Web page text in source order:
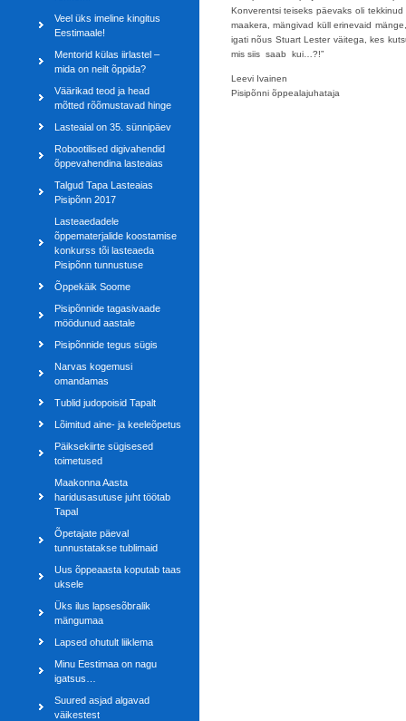
Veel üks imeline kingitus
Eestimaale!
Mentorid külas iirlastel –
mida on neilt õppida?
Väärikad teod ja head
mõtted rõõmustavad hinge
Lasteaial on 35. sünnipäev
Robootilised digivahendid
õppevahendina lasteaias
Talgud Tapa Lasteaias
Pisipõnn 2017
Lasteaedadele
õppematerjalide koostamise
konkurss tõi lasteaeda
Pisipõnn tunnustuse
Õppekäik Soome
Pisipõnnide tagasivaade
möödunud aastale
Pisipõnnide tegus sügis
Narvas kogemusi
omandamas
Tublid judopoisid Tapalt
Lõimitud aine- ja keeleõpetus
Päiksekiirte sügisesed
toimetused
Maakonna Aasta
haridusasutuse juht töötab
Tapal
Õpetajate päeval
tunnustatakse tublimaid
Uus õppeaasta koputab taas
uksele
Üks ilus lapsesõbralik
mängumaa
Lapsed ohutult liiklema
Minu Eestimaa on nagu
igatsus…
Suured asjad algavad
väikestest
Konverentsi teiseks päevaks oli
maakera, mängivad küll erinevaid
igati nõus Stuart Lester väitega, kes
mis siis saab kui…?!”
Leevi Ivainen
Pisipõnni õppealajuhataja